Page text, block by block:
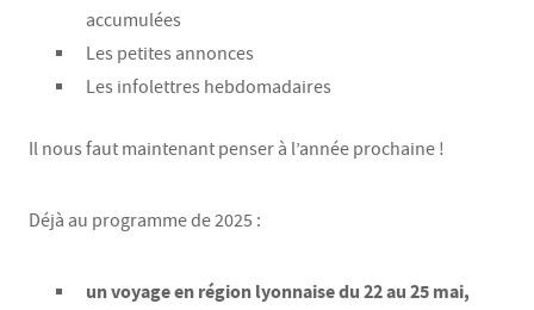
accumulées
Les petites annonces
Les infolettres hebdomadaires
Il nous faut maintenant penser à l’année prochaine !
Déjà au programme de 2025 :
un voyage en région lyonnaise du 22 au 25 mai,